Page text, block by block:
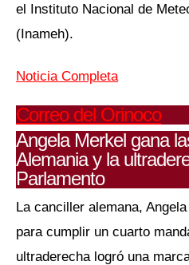
el Instituto Nacional de
(Inameh).
Noticia Completa
Correo del Orinoco
Angela Merkel gana
Alemania y la
Parlamento
La canciller alemana,
para cumplir un cuarto
ultraderecha logró una